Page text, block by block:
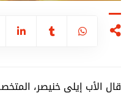
قال الأب إيلي خنيصر،